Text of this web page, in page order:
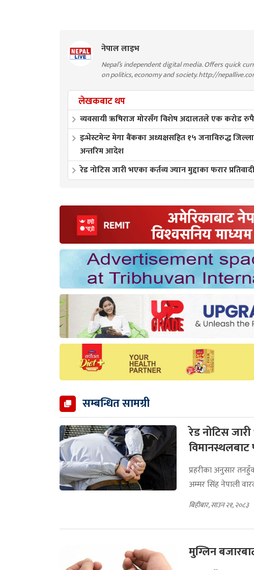
नेपाल लाइभ
Nepal’s independent digital media. Offers quick
on politics, economy and society. http://
लेखकबाट थप
व्यवसायी ऋषिराज मोरसँग विशेष अदालतले एक करोड
इन्भेस्टमेन्ट मेगा बैंकका अध्यक्षसहित १५ जनाविरुद्ध
अन्तरिम आदेश
रेड नोटिस जारी भएका कर्तव्य ज्यान मुद्दाका फरार
सम्बन्धित सामग्री
रेड नोटिस
विमानस्थलबाट
प्रहरीका अनुसार
अम्मर सिंह नेपाली
बिहीबार, साउन २१, २०८३
मुग्लिन